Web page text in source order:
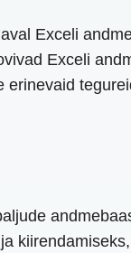
Exceli
Exceli